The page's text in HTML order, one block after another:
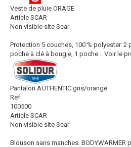
Veste de pluie ORAGE
Article SCAR
Non visible site Scar
Protection 5 couches, 100 % polyester. 2
poche à clé à bougie, 1 poche... Voir le
Pantalon AUTHENTIC gris/orange
Ref
100500
Article SCAR
Non visible site Scar
Blouson sans manches. BODYWARMER